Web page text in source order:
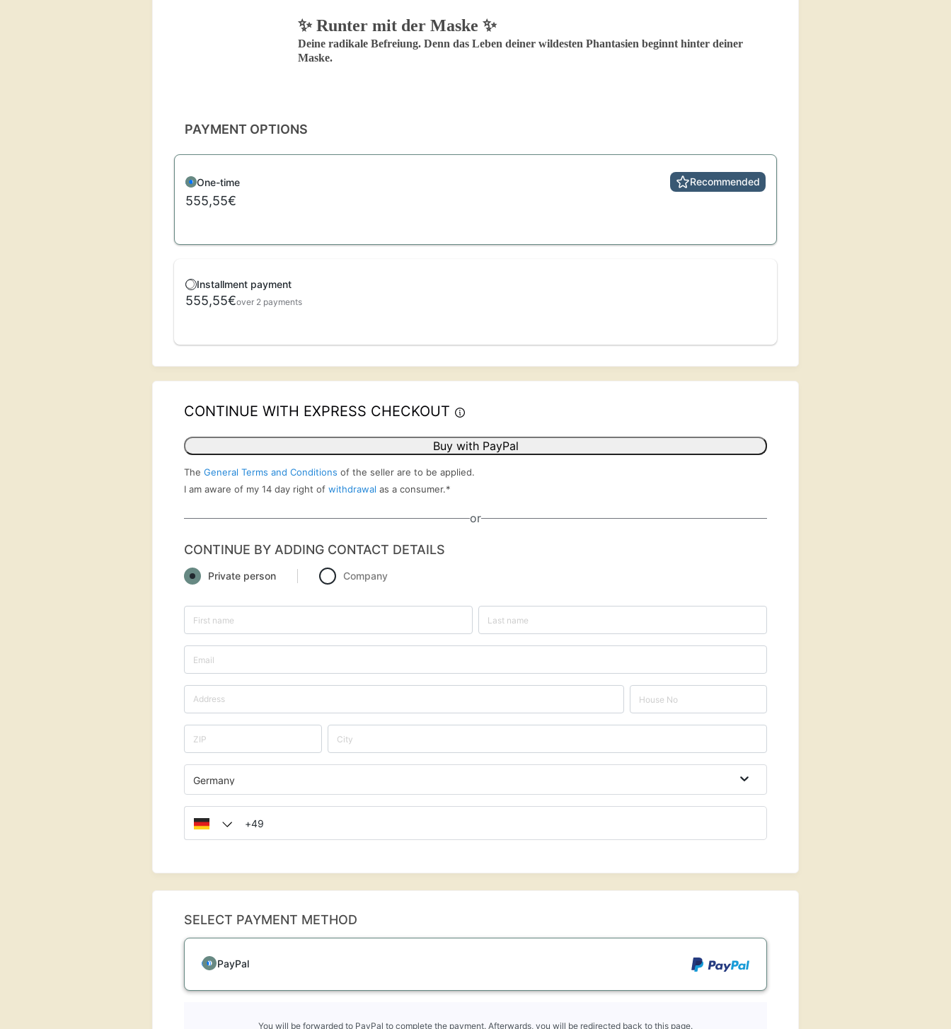
✨ Runter mit der Maske ✨
Deine radikale Befreiung. Denn das Leben deiner wildesten Phantasien beginnt hinter deiner
Maske.
PAYMENT OPTIONS
One-time Recommended
555,55€
Installment payment
555,55€over 2 payments
CONTINUE WITH EXPRESS CHECKOUT
Buy with PayPal
The General Terms and Conditions of the seller are to be applied.
I am aware of my 14 day right of withdrawal as a consumer.*
or
CONTINUE BY ADDING CONTACT DETAILS
Private person Company
Germany
SELECT PAYMENT METHOD
PayPal
You will be forwarded to PayPal to complete the payment. Afterwards, you will be redirected back to this page.